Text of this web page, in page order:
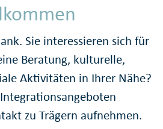
Sie interessieren sich für
Beratung, kulturelle,
Aktivitäten in Ihrer Nähe?
zu Trägern aufnehmen.